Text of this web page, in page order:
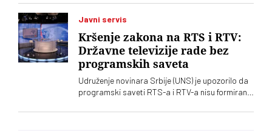
Vučić je poručio da je reč o proslavi zločina
počinjenih nad srpskim narodom
Javni servis
Kršenje zakona na RTS i RTV:
Državne televizije rade bez
programskih saveta
Udruženje novinara Srbije (UNS) je upozorilo da
programski saveti RTS-a i RTV-a nisu formirani
čega se postavlja pitanje poštovanja zakonskih